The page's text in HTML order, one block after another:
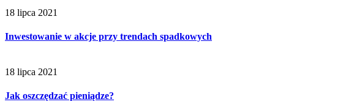
18 lipca 2021
Inwestowanie w akcje przy trendach spadkowych
18 lipca 2021
Jak oszczędzać pieniądze?